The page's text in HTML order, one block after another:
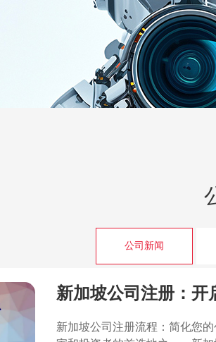
公司新闻
新加坡公司注册：开
新加坡公司注册流程：简化您